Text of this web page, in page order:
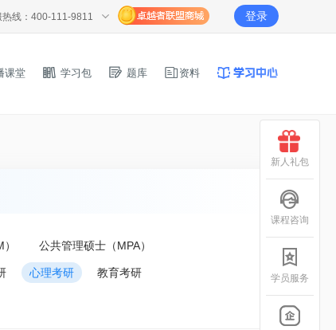
热线：400-111-9811 登录
课堂 学习包 题库 资料
公共管理硕士（MPA）
心理考研 教育考研
新人礼包
课程咨询
学员服务